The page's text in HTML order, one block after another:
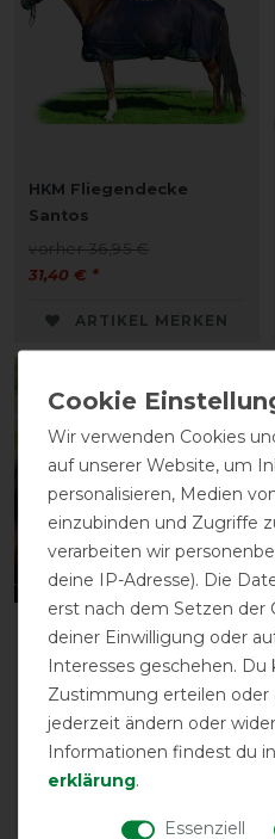
HKM Fliegendecke
Santos
vorher 36,95 €
31,40 € *
ARTIKEL MERKEN
HKM
Fliegenschutzmaske mit
vorher 41,95 €
Wir verwenden Cookies
auf unserer Website, um
personalisieren, Medien
einzubinden und Zugriffe
verarbeiten wir
deine IP-Adresse). Die
erst nach dem Setzen der
deiner Einwilligung oder
Interesses geschehen. Du
Zustimmung erteilen oder
jederzeit ändern oder
Informationen findest du
erklärung.
Essenziell